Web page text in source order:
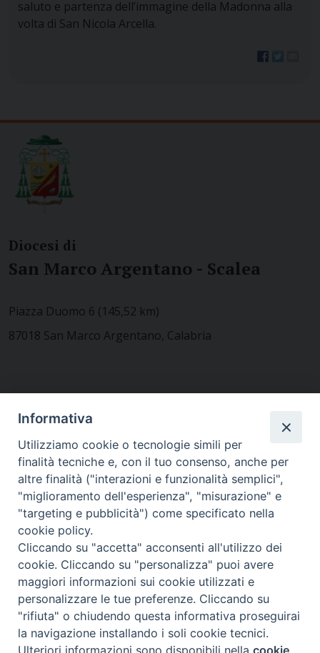
saluto e partenza dell’immagine della Madonna alla
volta di San Nicola Arcella.
Diocesi di
San Marco Argentano - Scalea
Piazza Duomo 6 (145,52 km)
87018 San Marco Argentano, Calabria
MODULISTICA
WEBMAIL
RENDICONTO 8X1000
PRIVACY E COOKIE POLICY
Preferenze Cookie
Informativa
Utilizziamo cookie o tecnologie simili per
finalità tecniche e, con il tuo consenso, anche per
altre finalità ("interazioni e funzionalità semplici",
"miglioramento dell'esperienza", "misurazione" e
"targeting e pubblicità") come specificato nella
cookie policy.
Cliccando su "accetta" acconsenti all'utilizzo dei
cookie. Cliccando su "personalizza" puoi avere
maggiori informazioni sui cookie utilizzati e
personalizzare le tue preferenze. Cliccando su
"rifiuta" o chiudendo questa informativa proseguirai
la navigazione installando i soli cookie tecnici.